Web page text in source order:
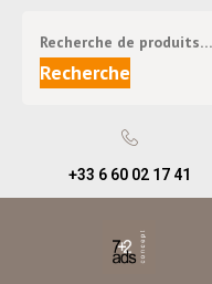
Recherche
+33 6 60 02 17 41